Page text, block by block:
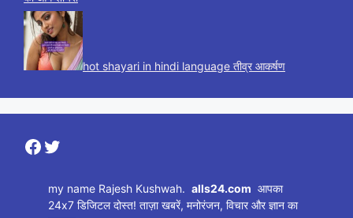
hot shayari in hindi language तीव्र आकर्षण
Facebook
Twitter
my name Rajesh Kushwah.alls24.com आपका
24x7 डिजिटल दोस्त! ताज़ा खबरें, मनोरंजन, विचार और ज्ञान का